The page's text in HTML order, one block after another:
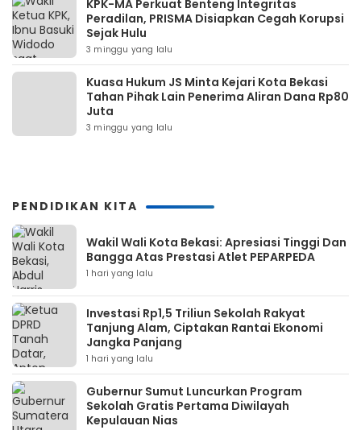
KPK-MA Perkuat Benteng Integritas
Peradilan, PRISMA Disiapkan Cegah Korupsi
Sejak Hulu
3 minggu yang lalu
Kuasa Hukum JS Minta Kejari Kota Bekasi
Tahan Pihak Lain Penerima Aliran Dana Rp80
Juta
3 minggu yang lalu
PENDIDIKAN KITA
Wakil Wali Kota Bekasi: Apresiasi Tinggi Dan
Bangga Atas Prestasi Atlet PEPARPEDA
1 hari yang lalu
Investasi Rp1,5 Triliun Sekolah Rakyat
Tanjung Alam, Ciptakan Rantai Ekonomi
Jangka Panjang
1 hari yang lalu
Gubernur Sumut Luncurkan Program
Sekolah Gratis Pertama Diwilayah
Kepulauan Nias